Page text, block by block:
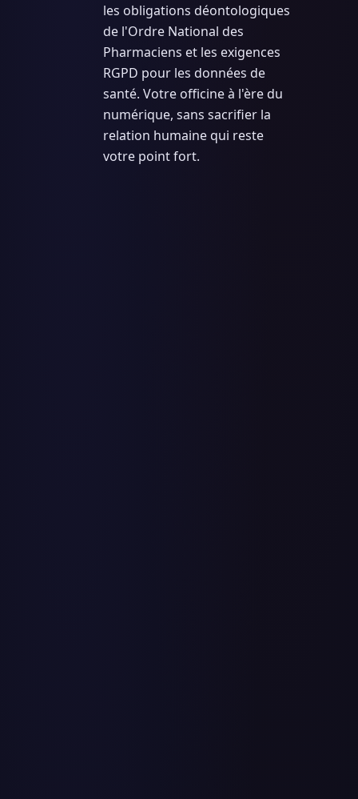
les obligations déontologiques
de l'Ordre National des
Pharmaciens et les exigences
RGPD pour les données de
santé. Votre officine à l'ère du
numérique, sans sacrifier la
relation humaine qui reste
votre point fort.